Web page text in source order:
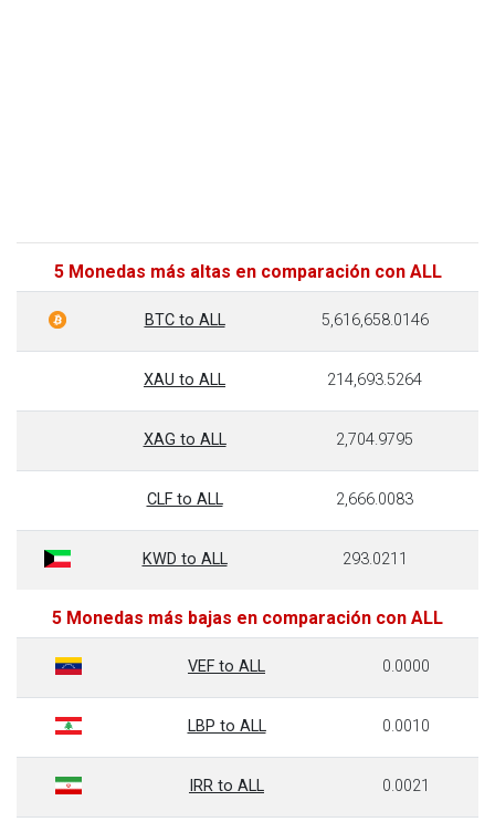
5 Monedas más altas en comparación con ALL
BTC to ALL 5,616,658.0146
XAU to ALL 214,693.5264
XAG to ALL 2,704.9795
CLF to ALL 2,666.0083
KWD to ALL 293.0211
5 Monedas más bajas en comparación con ALL
VEF to ALL 0.0000
LBP to ALL 0.0010
IRR to ALL 0.0021